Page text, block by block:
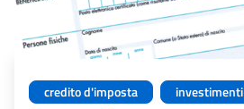
credito d'imposta
investimenti